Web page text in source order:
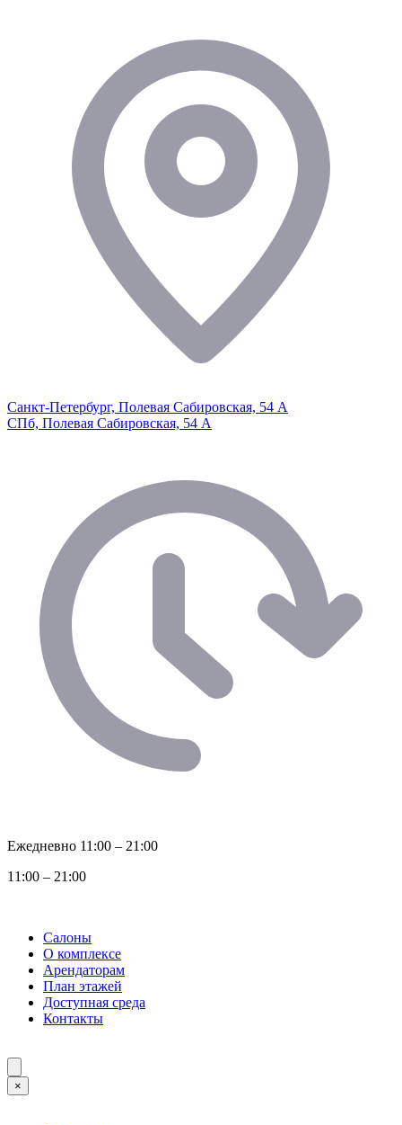
Санкт-Петербург, Полевая Сабировская, 54 А
СПб, Полевая Сабировская, 54 А
Ежедневно 11:00 ‒ 21:00
11:00 ‒ 21:00
Салоны
О комплексе
Арендаторам
План этажей
Доступная среда
Контакты
×